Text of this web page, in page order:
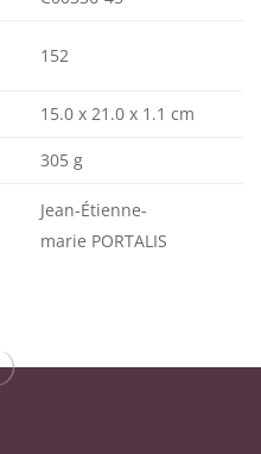
152
15.0 x 21.0 x 1.1 cm
305 g
Jean-Étienne-
marie PORTALIS